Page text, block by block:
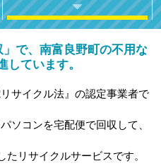
で、南富良野町の不用な
しています。
サイクル法』の認定事業者で
ソコンを宅配便で回収して、
リサイクルサービスです。